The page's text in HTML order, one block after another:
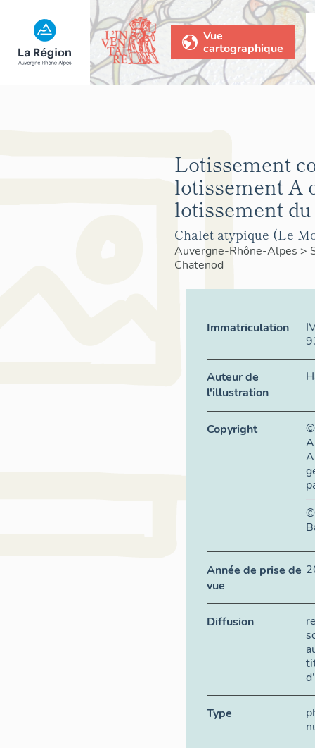
Vue
cartographique
Lotissement
lotissement A
lotissement
Chalet atypique (Le
Auvergne-Rhône-Alpes >
Chatenod
Immatriculation
Auteur de
l'illustration
Copyright
Année de prise de
vue
Diffusion
Type